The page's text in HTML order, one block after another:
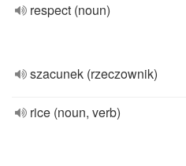
respect (noun)
szacunek (rzeczownik)
rice (noun, verb)